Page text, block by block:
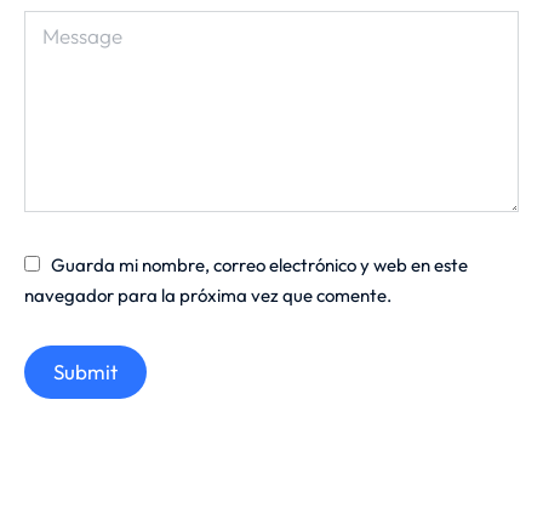
Guarda mi nombre, correo electrónico y web en este
navegador para la próxima vez que comente.
Submit